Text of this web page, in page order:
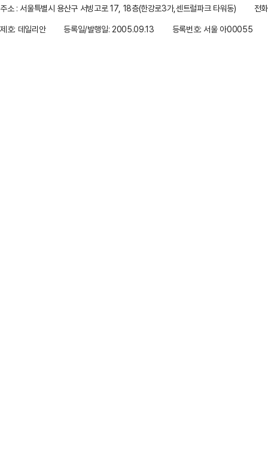
주소 : 서울특별시 용산구 서빙고로 17, 18층(한강로3가,센트럴파크 타워동)
전
제호: 데일리안
등록일/발행일: 2005.09.13 등록번호: 서울 아00055